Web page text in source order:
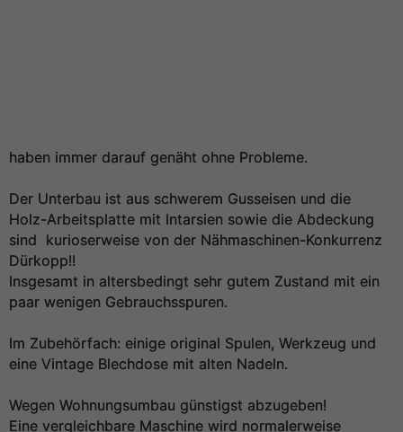
haben immer darauf genäht ohne Probleme.
Der Unterbau ist aus schwerem Gusseisen und die
Holz-Arbeitsplatte mit Intarsien sowie die Abdeckung
sind kurioserweise von der Nähmaschinen-Konkurrenz
Dürkopp!!
Insgesamt in altersbedingt sehr gutem Zustand mit ein
paar wenigen Gebrauchsspuren.
Im Zubehörfach: einige original Spulen, Werkzeug und
eine Vintage Blechdose mit alten Nadeln.
Wegen Wohnungsumbau günstigst abzugeben!
Eine vergleichbare Maschine wird normalerweise